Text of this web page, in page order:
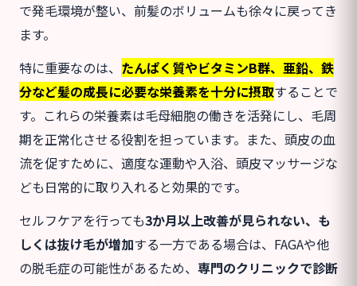
で発毛環境が整い、前髪のボリュームも徐々に戻ってき
ます。
特に重要なのは、 たんぱく質やビタミンB群、亜鉛、鉄
分など髪の成長に必要な栄養素を十分に摂取することで
す。これらの栄養素は毛母細胞の働きを活発にし、毛周
期を正常化させる役割を担っています。また、頭皮の血
流を促すために、適度な運動や入浴、頭皮マッサージな
ども日常的に取り入れると効果的です。
セルフケアを行っても3か月以上改善が見られない、も
しくは抜け毛が増加する一方である場合は、FAGAや他
の脱毛症の可能性があるため、 専門のクリニックで診断